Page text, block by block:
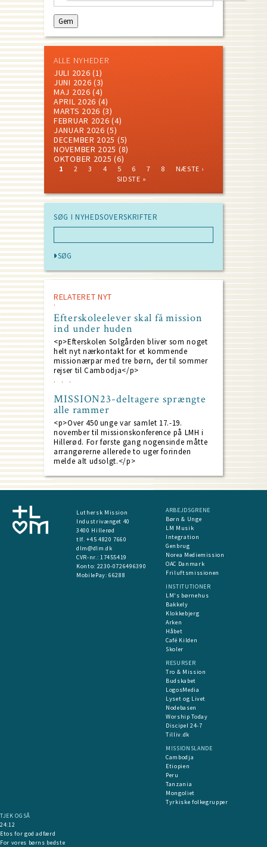
ALLE NYHEDER
JULI 2026 (1)
JUNI 2026 (3)
MAJ 2026 (4)
APRIL 2026 (4)
MARTS 2026 (3)
FEBRUAR 2026 (4)
JANUAR 2026 (5)
DECEMBER 2025 (5)
NOVEMBER 2025 (8)
OKTOBER 2025 (6)
CURRENT
1 PAGE
2 PAGE
3 PAGE
4 PAGE
5 PAGE
6 PAGE
7 PAGE
8
NEXT
NÆSTE ›
SIDSTE »
SØG I NYHEDSOVERSKRIFTER
RELATERET NYT
Efterskoleelever skal få mission
ind under huden
<p>Efterskolen Solgården bliver som noget
helt nyt nærkontakt for et kommende
missionærpar med tre børn, der til sommer
rejser til Cambodja</p>
MISSION23-deltagere sprængte
alle rammer
<p>Over 450 unge var samlet 17.-19.
november til missionskonference på LMH i
Hillerød. For første gang nogensinde måtte
arrangørerne allerede to uger forinden
melde alt udsolgt.</p>
Luthersk Mission
Industrivænget 40
3400 Hillerød
tlf. +45 4820 7660
dlm@dlm.dk
CVR-nr.: 17455419
​Konto: 2230-0726496390
MobilePay:66288
ARBEJDSGRENE
Børn & Unge
LM Musik
Integration
Genbrug
Norea Mediemission
OAC Danmark
Friluftsmissionen
INSTITUTIONER
LM's børnehus
Bakkely
Klokkebjerg
Arken
Håbet
Café Kilden
Skoler
RESURSER
Tro & Mission
Budskabet
LogosMedia
Lyset og Livet
Nodebasen
Worship Today
Discipel 24-7
Tilliv.dk
MISSIONSLANDE
Cambodja
Etiopien
Peru
Tanzania
Mongoliet
Tyrkiske folkegrupper
TJEK OGSÅ
24:12
Etos for god adfærd
For vores børns bedste